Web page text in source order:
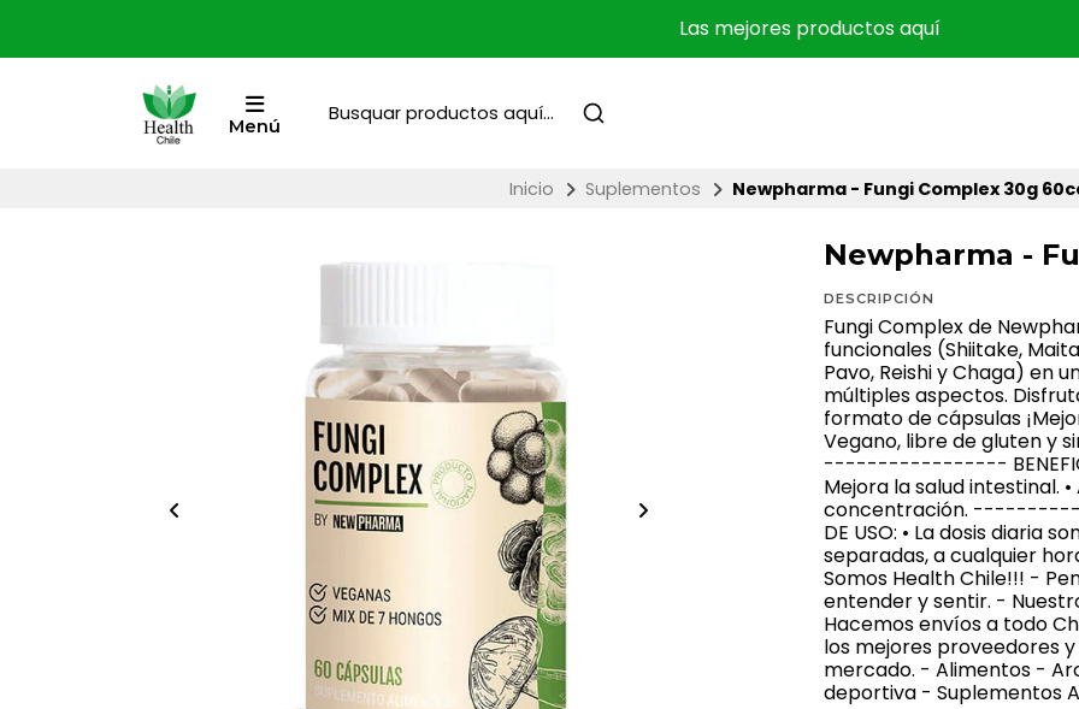
Las mejores productos aquí
Menú
Inicio Suplementos Newpharma - Fungi Complex 30g
Newpharma -
DESCRIPCIÓN
Fungi Complex de
funcionales (Shiitake,
Pavo, Reishi y Chaga) en
múltiples aspectos.
formato de cápsulas
Vegano, libre de
-----------------
Mejora la salud intestinal.
concentración.
DE USO: • La dosis diaria
separadas, a cualquier
Somos Health Chile!!! -
entender y sentir. -
Hacemos envíos a todo
los mejores proveedores
mercado. - Alimentos -
deportiva - Suplementos